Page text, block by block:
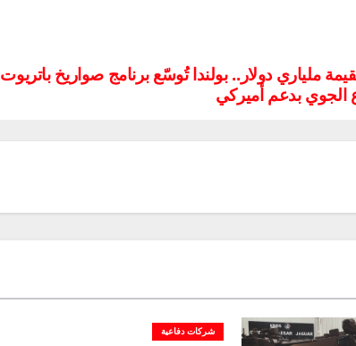
ملياري دولار.. بولندا تُوسّع برنامج صواريخ باتريوت
الجوي بدعم أميركي
شركات دفاعية